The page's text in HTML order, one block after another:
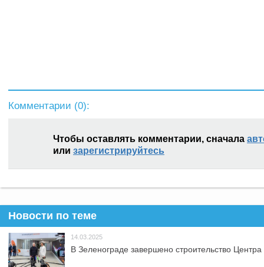
Комментарии (0):
Чтобы оставлять комментарии, сначала
или зарегистрируйтесь
Новости по теме
14.03.2025
В Зеленограде завершено строительство